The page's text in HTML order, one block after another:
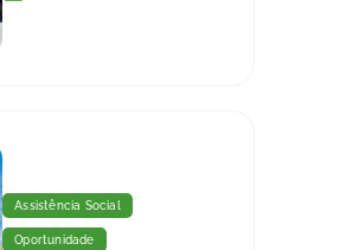
Assistência Social
Oportunidade